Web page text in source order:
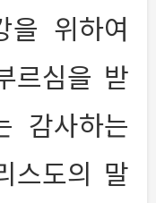
을 위하여
르심을 받
감사하는
스도의 말